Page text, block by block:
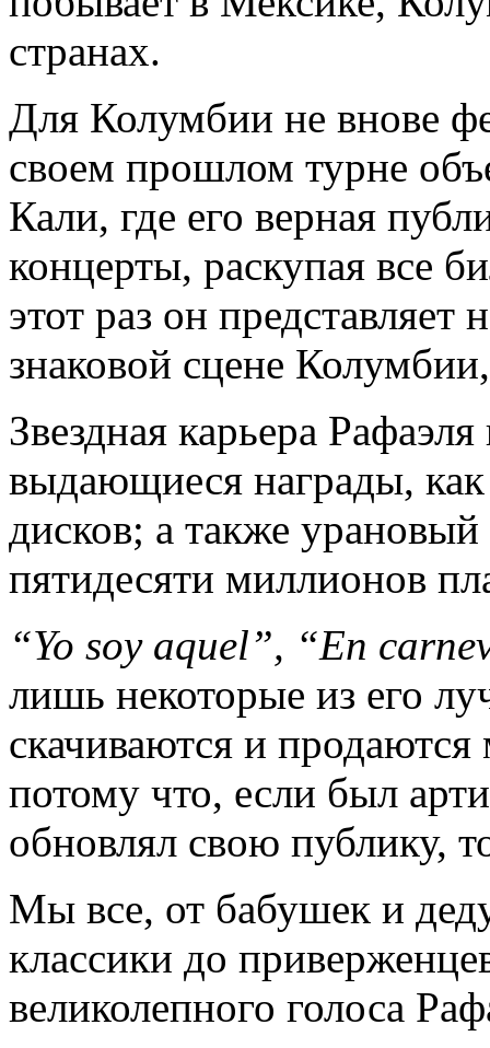
странах.
Для Колумбии не внове
своем прошлом турне
Кали, где его верная
концерты, раскупая все
этот раз он
знаковой сцене
Звездная карьера
выдающиеся награды,
дисков; а также
пятидесяти миллионов
“Yo soy aquel”, “En carne
лишь некоторые из его
скачиваются и
потому что, если был
обновлял свою публику,
Мы все, от бабушек и
классики до
великолепного голоса